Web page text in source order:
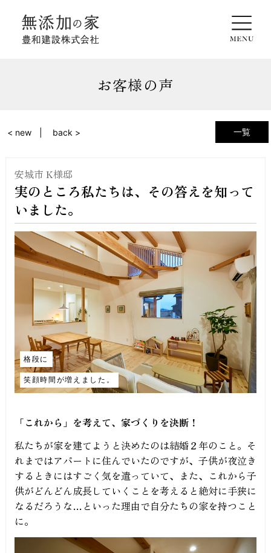
お客様の声
一覧
< new back >
安城市 K様邸
実のところ私たちは、その答えを知って
いました。
格段に
笑顔時間が増えました。
「これから」を考えて、家づくりを決断！
私たちが家を建てようと決めたのは結婚２年のこと。そ
れまではアパートに住んでいたのですが、子供が夜泣き
するときにはすごく気を遣っていて、また、これから子
供がどんどん成長していくことを考えると絶対に手狭に
なるだろうな…といった理由で自分たちの家を持つこと
に。